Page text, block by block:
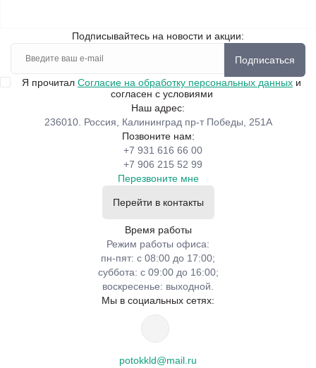
Подписывайтесь на новости и акции:
Подписаться
Я прочитал Согласие на обработку персональных данных и
согласен с условиями
Наш адрес:
236010. Россия, Калининград пр-т Победы, 251А
Позвоните нам:
+7 931 616 66 00
+7 906 215 52 99
Перезвоните мне
Перейти в контакты
Время работы
Режим работы офиса:
пн-пят: с 08:00 до 17:00;
суббота: с 09:00 до 16:00;
воскресенье: выходной.
Мы в социальных сетях:
potokkld@mail.ru